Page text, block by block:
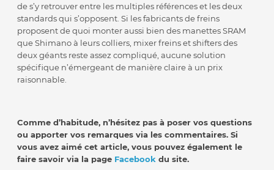
de s’y retrouver entre les multiples références et les deux
standards qui s’opposent. Si les fabricants de freins
proposent de quoi monter aussi bien des manettes SRAM
que Shimano à leurs colliers, mixer freins et shifters des
deux géants reste assez compliqué, aucune solution
spécifique n’émergeant de manière claire à un prix
raisonnable.
Comme d’habitude, n’hésitez pas à poser vos questions
ou apporter vos remarques via les commentaires. Si
vous avez aimé cet article, vous pouvez également le
faire savoir via la page Facebook du site.